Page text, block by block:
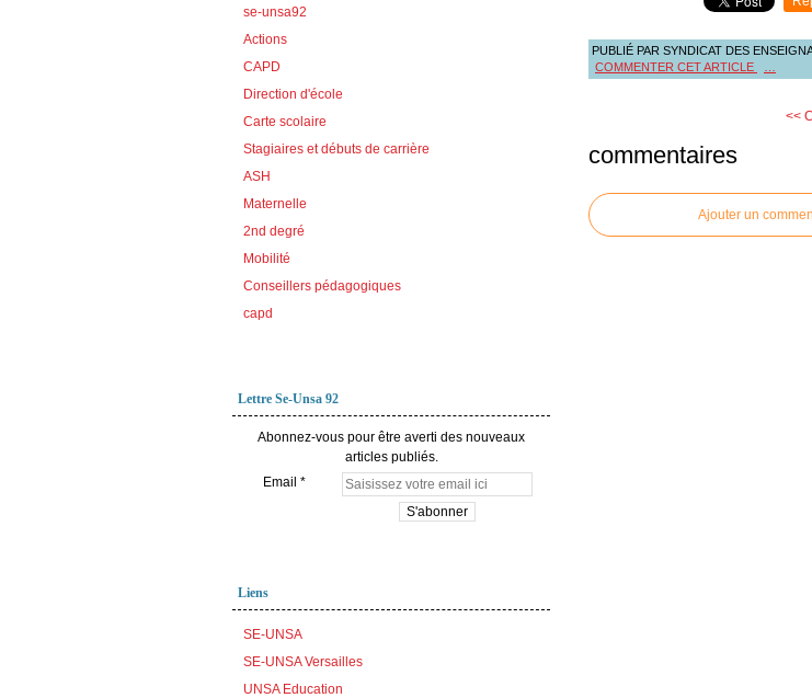
se-unsa92
Actions
CAPD
Direction d'école
Carte scolaire
Stagiaires et débuts de carrière
ASH
Maternelle
2nd degré
Mobilité
Conseillers pédagogiques
capd
Lettre Se-Unsa 92
Abonnez-vous pour être averti des nouveaux
articles publiés.
Email
Liens
SE-UNSA
SE-UNSA Versailles
UNSA Education
PUBLIÉ PAR SYNDICAT DES
COMMENTER CET ARTICLE
<<
commentaires
Ajouter un